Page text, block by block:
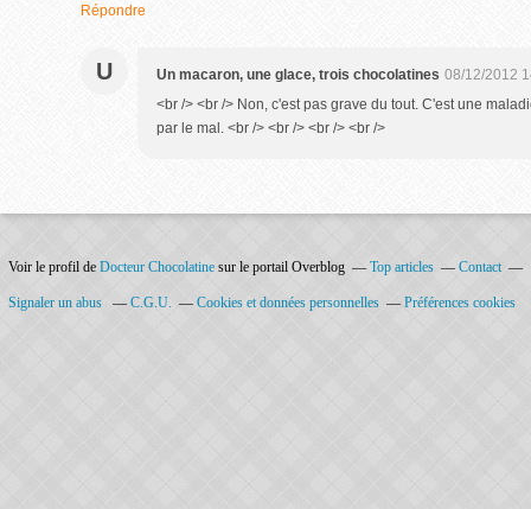
Répondre
U Un macaron, une glace, trois chocolatines 08/12/2012
<br /> <br /> Non, c'est pas grave du tout. C'est une
par le mal. <br /> <br /> <br /> <br />
Voir le profil de Docteur Chocolatine sur le portail Overblog Top articles Contact
Signaler un abus C.G.U. Cookies et données personnelles Préférences cookies